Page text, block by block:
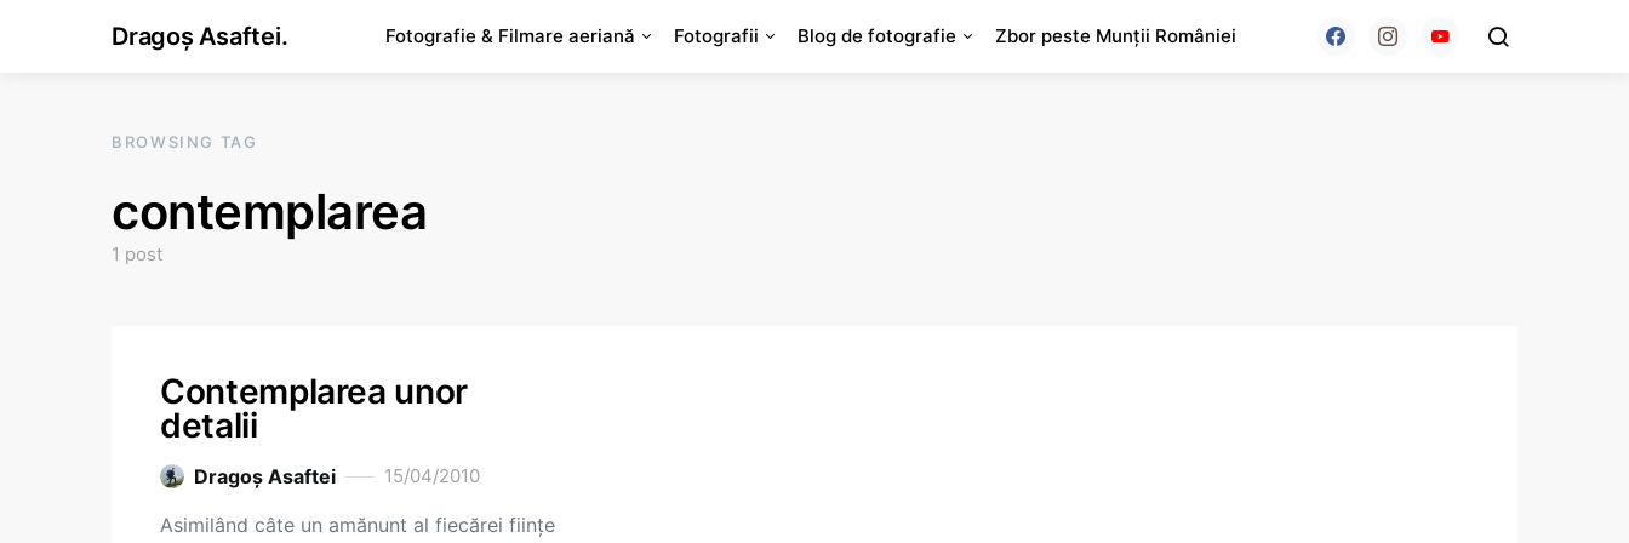
Dragoș Asaftei. Fotografie & Filmare aeriană Fotografii Blog de fotografie Zbor peste Munții României
BROWSING TAG
contemplarea
1 post
Contemplarea unor
detalii
Dragoş Asaftei 15/04/2010
Asimilând câte un amănunt al fiecărei fiinţe